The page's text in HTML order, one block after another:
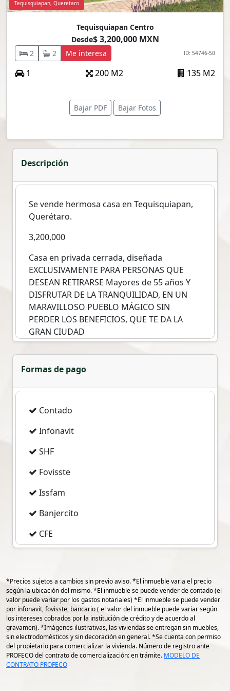
Tequisquiapan, Queretaro
Tequisquiapan Centro
Desde$ 3,200,000 MXN
2 2 Me interesa ID: 54746-50
1 200 M2 135 M2
Bajar PDF Bajar Fotos
Descripción
Se vende hermosa casa en Tequisquiapan,
Querétaro.
3,200,000
Casa en privada cerrada, diseñada
EXCLUSIVAMENTE PARA PERSONAS QUE
DESEAN RETIRARSE Mayores de 55 años Y
DISFRUTAR DE LA TRANQUILIDAD, EN UN
MARAVILLOSO PUEBLO MÁGICO SIN
PERDER LOS BENEFICIOS, QUE TE DA LA
GRAN CIUDAD
Todas las casas cuentan con áreas propias y
adaptadas a los requerimientos de este
grupo de personas, cómo barandales,
caso de algún siniestro dentro de la casa
etc.
Terreno 200 mts2.
2 Habitaciones.
Cocina Equipada.
Terraza y Jardín.
con toda la seguridad 24/7
Mantenimiento, etc.
Salón de usos múltiples.
Alberca techada.
Terraza.
Comedor y cocina.
Biblioteca.
Área de Juegos.
Área de hospedaje, para visitas.
Estacionamiento para visitas.
Formas de pago
Contado
Infonavit
SHF
Fovisste
Issfam
Banjercito
CFE
gps 19.194895620982916
gps -96.13871785552753
*Precios sujetos a cambios sin previo aviso. *El inmueble varia el precio
según la ubicación del mismo. *El inmueble se puede vender de contado (el
valor puede variar por los gastos notariales) *El inmueble se puede vender
por infonavit, fovisste, bancario ( el valor del inmueble puede variar según
los intereses cobrados por la institución de crédito y de acuerdo al
gravamen). *Imágenes ilustrativas, las viviendas se entregan sin muebles,
sin electrodomésticos y sin decoración en general. *Se cuenta con permiso
del propietario para comercializar la vivienda. Número de registro ante
PROFECO del contrato de comercialización: en trámite. MODELO DE
CONTRATO PROFECO